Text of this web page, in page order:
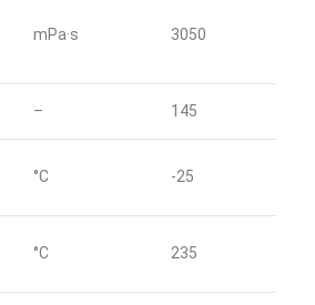
mPa·s 3050
– 145
°C -25
°C 235